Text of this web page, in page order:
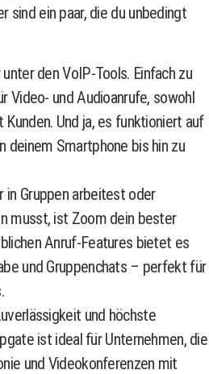
sind ein paar, die du unbedingt
den VoIP-Tools. Einfach zu
Video- und Audioanrufe, sowohl
Kunden. Und ja, es funktioniert auf
deinem Smartphone bis hin zu
in Gruppen arbeitest oder
musst, ist Zoom dein bester
Anruf-Features bietet es
und Gruppenchats – perfekt für
und höchste
ist ideal für Unternehmen, die
und Videokonferenzen mit